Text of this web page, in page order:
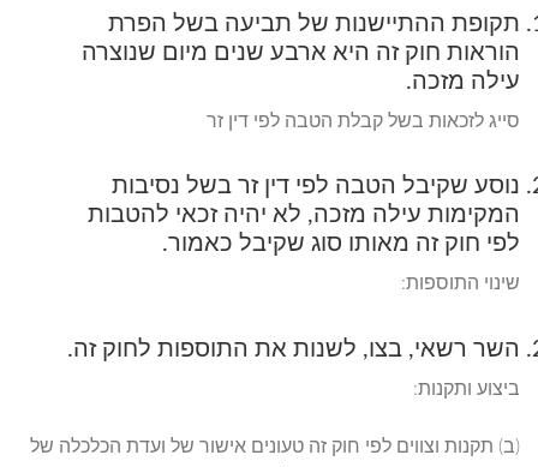
תקופת ההתיישנות של תביעה בשל הפרת
הוראות חוק זה היא ארבע שנים מיום שנוצרה
עילה מזכה.
סייג לזכאות בשל קבלת הטבה לפי דין זר
נוסע שקיבל הטבה לפי דין זר בשל נסיבות
המקימות עילה מזכה, לא יהיה זכאי להטבות
לפי חוק זה מאותו סוג שקיבל כאמור.
שינוי התוספות:
השר רשאי, בצו, לשנות את התוספות לחוק זה.
ביצוע ותקנות:
(ב) תקנות וצווים לפי חוק זה טעונים אישור של ועדת הכלכלה של